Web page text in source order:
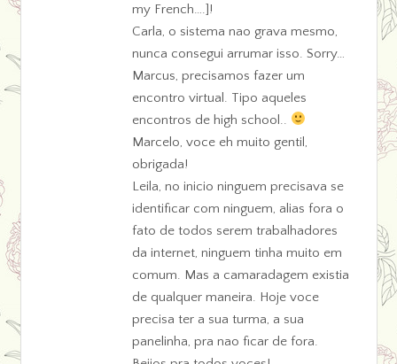
my French….]!
Carla, o sistema nao grava mesmo,
nunca consegui arrumar isso. Sorry…
Marcus, precisamos fazer um
encontro virtual. Tipo aqueles
encontros de high school..
Marcelo, voce eh muito gentil,
obrigada!
Leila, no inicio ninguem precisava se
identificar com ninguem, alias fora o
fato de todos serem trabalhadores
da internet, ninguem tinha muito em
comum. Mas a camaradagem existia
de qualquer maneira. Hoje voce
precisa ter a sua turma, a sua
panelinha, pra nao ficar de fora.